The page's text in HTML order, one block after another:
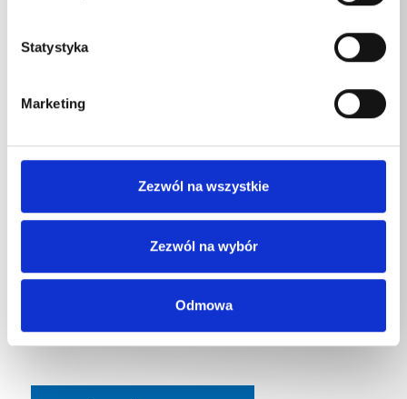
Statystyka
Marketing
Zezwól na wszystkie
Zezwól na wybór
Odmowa
Przedłużacze do lanc